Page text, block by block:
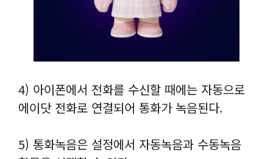
4) 아이폰에서 전화를 수신할 때에는 자동으로
에이닷 전화로 연결되어 통화가 녹음된다.
5) 통화녹음은 설정에서 자동녹음과 수동녹음